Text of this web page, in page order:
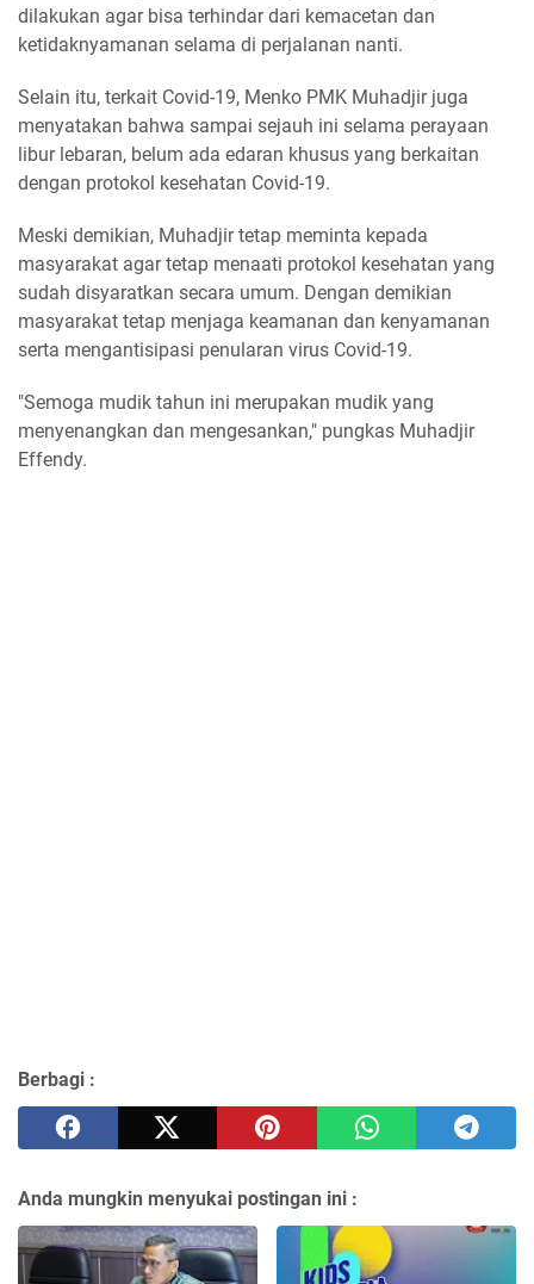
dilakukan agar bisa terhindar dari kemacetan dan
ketidaknyamanan selama di perjalanan nanti.
Selain itu, terkait Covid-19, Menko PMK Muhadjir juga
menyatakan bahwa sampai sejauh ini selama perayaan
libur lebaran, belum ada edaran khusus yang berkaitan
dengan protokol kesehatan Covid-19.
Meski demikian, Muhadjir tetap meminta kepada
masyarakat agar tetap menaati protokol kesehatan yang
sudah disyaratkan secara umum. Dengan demikian
masyarakat tetap menjaga keamanan dan kenyamanan
serta mengantisipasi penularan virus Covid-19.
"Semoga mudik tahun ini merupakan mudik yang
menyenangkan dan mengesankan," pungkas Muhadjir
Effendy.
Berbagi :
Anda mungkin menyukai postingan ini :